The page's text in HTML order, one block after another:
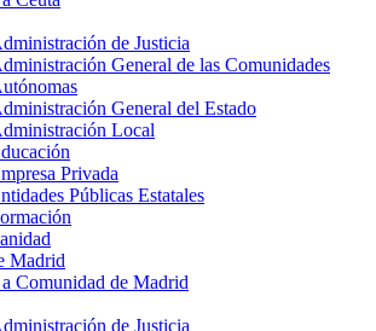
de Justicia
General de las Comunidades
General del Estado
Local
Privada
Públicas Estatales
Madrid
Comunidad de Madrid
de Justicia